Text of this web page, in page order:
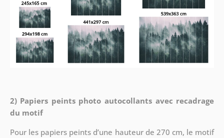
2) Papiers peints photo autocollants avec recadrage
du motif
Pour les papiers peints d’une hauteur de 270 cm, le motif